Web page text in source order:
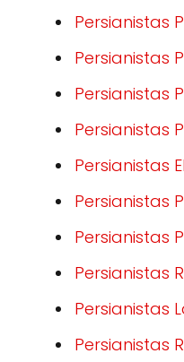
Persianistas
Persianistas
Persianistas
Persianistas
Persianistas
Persianistas
Persianistas
Persianistas
Persianistas
Persianistas